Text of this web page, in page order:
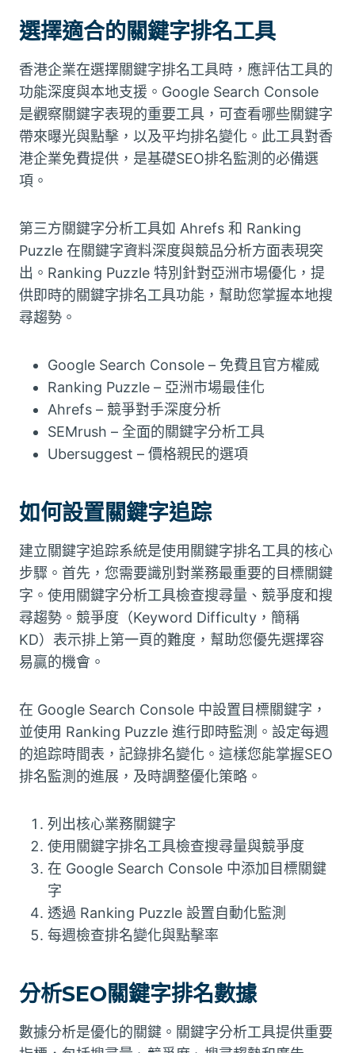
選擇適合的關鍵字排名工具
香港企業在選擇關鍵字排名工具時，應評估工具的
功能深度與本地支援。Google Search Console
是觀察關鍵字表現的重要工具，可查看哪些關鍵字
帶來曝光與點擊，以及平均排名變化。此工具對香
港企業免費提供，是基礎SEO排名監測的必備選
項。
第三方關鍵字分析工具如 Ahrefs 和 Ranking
Puzzle 在關鍵字資料深度與競品分析方面表現突
出。Ranking Puzzle 特別針對亞洲市場優化，提
供即時的關鍵字排名工具功能，幫助您掌握本地搜
尋趨勢。
Google Search Console – 免費且官方權威
Ranking Puzzle – 亞洲市場最佳化
Ahrefs – 競爭對手深度分析
SEMrush – 全面的關鍵字分析工具
Ubersuggest – 價格親民的選項
如何設置關鍵字追踪
建立關鍵字追踪系統是使用關鍵字排名工具的核心
步驟。首先，您需要識別對業務最重要的目標關鍵
字。使用關鍵字分析工具檢查搜尋量、競爭度和搜
尋趨勢。競爭度（Keyword Difficulty，簡稱
KD）表示排上第一頁的難度，幫助您優先選擇容
易贏的機會。
在 Google Search Console 中設置目標關鍵字，
並使用 Ranking Puzzle 進行即時監測。設定每週
的追踪時間表，記錄排名變化。這樣您能掌握SEO
排名監測的進展，及時調整優化策略。
列出核心業務關鍵字
使用關鍵字排名工具檢查搜尋量與競爭度
在 Google Search Console 中添加目標關鍵
字
透過 Ranking Puzzle 設置自動化監測
每週檢查排名變化與點擊率
分析SEO關鍵字排名數據
數據分析是優化的關鍵。關鍵字分析工具提供重要